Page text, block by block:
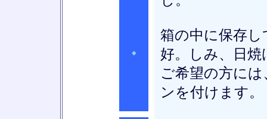
箱の中に保存
好。しみ、日
ご希望の方に
ンを付けます。
◆